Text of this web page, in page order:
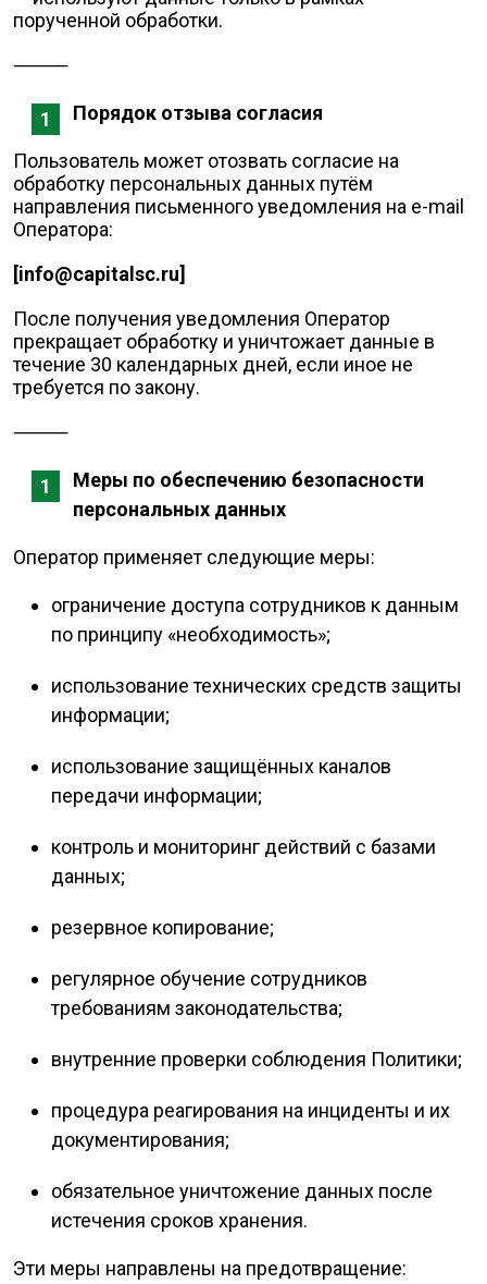
порученной обработки.
⸻
Порядок отзыва согласия
Пользователь может отозвать согласие на
обработку персональных данных путём
направления письменного уведомления на e-mail
Оператора:
[info@capitalsc.ru]
После получения уведомления Оператор
прекращает обработку и уничтожает данные в
течение 30 календарных дней, если иное не
требуется по закону.
⸻
Меры по обеспечению безопасности
персональных данных
Оператор применяет следующие меры:
ограничение доступа сотрудников к данным
по принципу «необходимость»;
использование технических средств защиты
информации;
использование защищённых каналов
передачи информации;
контроль и мониторинг действий с базами
данных;
резервное копирование;
регулярное обучение сотрудников
требованиям законодательства;
внутренние проверки соблюдения Политики;
процедура реагирования на инциденты и их
документирования;
обязательное уничтожение данных после
истечения сроков хранения.
Эти меры направлены на предотвращение: